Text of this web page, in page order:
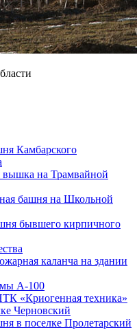
Камбарского
вышка на Трамвайной
башня на Школьной
бывшего кирпичного
каланча на здании
А-100
«Криогенная техника»
Черновский
в поселке Пролетарский